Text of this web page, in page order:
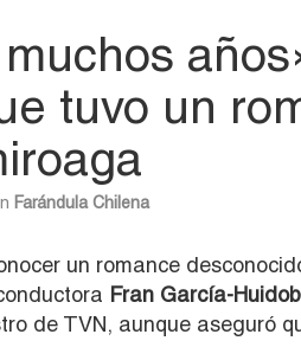
tuvo un
Farándula Chilena
un romance
Fran García-
de TVN, aunque aseguró